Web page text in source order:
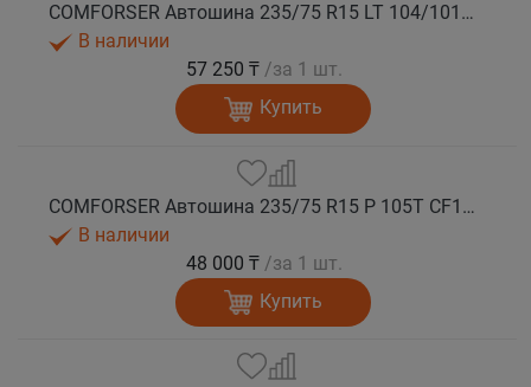
COMFORSER Автошина 235/75 R15 LT 104/101R CF1100 6PR RWL лето
В наличии
57 250 ₸ /за 1 шт.
Купить
COMFORSER Автошина 235/75 R15 P 105T CF1100 RWL лето
В наличии
48 000 ₸ /за 1 шт.
Купить